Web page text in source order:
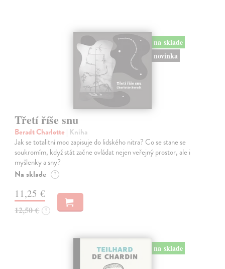
na sklade
novinka
Třetí říše snu
Beradt Charlotte | Kniha
Jak se totalitní moc zapisuje do lidského nitra? Co se stane se
soukromím, když stát začne ovládat nejen veřejný prostor, ale i
myšlenky a sny?
Na sklade ?
11,25 €
12,50 € ?
na sklade